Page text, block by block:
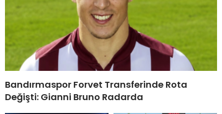
Bandırmaspor Forvet Transferinde Rota
Değişti: Gianni Bruno Radarda